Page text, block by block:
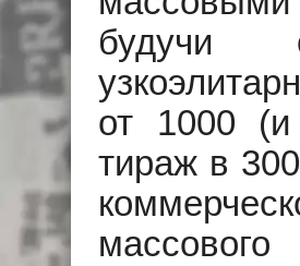
будучи
от 1000
тираж в